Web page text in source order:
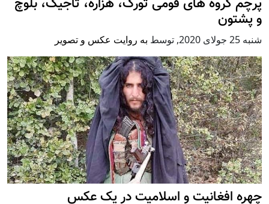
پرچم گروه های قومی تورک، هزاره، تاجیک، بلوچ
و پشتون
شنبه 25 جولای 2020 , توسط به روایت عکس و تصویر
چهره افغانیت و اسلامیت در یک عکس